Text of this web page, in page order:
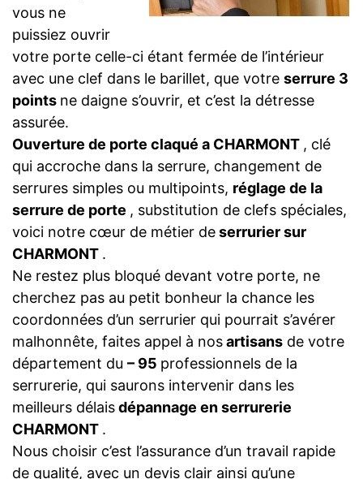
vous ne
puissiez ouvrir
votre porte celle-ci étant fermée de l’intérieur
avec une clef dans le barillet, que votre serrure 3
points ne daigne s’ouvrir, et c’est la détresse
assurée.
Ouverture de porte claqué a CHARMONT , clé
qui accroche dans la serrure, changement de
serrures simples ou multipoints, réglage de la
serrure de porte , substitution de clefs spéciales,
voici notre cœur de métier deserrurier sur
CHARMONT .
Ne restez plus bloqué devant votre porte, ne
cherchez pas au petit bonheur la chance les
coordonnées d’un serrurier qui pourrait s’avérer
malhonnête, faites appel à nosartisans de votre
département du – 95 professionnels de la
serrurerie, qui saurons intervenir dans les
meilleurs délaisdépannage en serrurerie
CHARMONT .
Nous choisir c’est l’assurance d’un travail rapide
de qualité, avec un devis clair ainsi qu’une